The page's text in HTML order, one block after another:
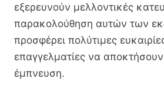
εξερευνούν μελλοντικές
παρακολούθηση αυτών των
προσφέρει πολύτιμες
επαγγελματίες να
έμπνευση.